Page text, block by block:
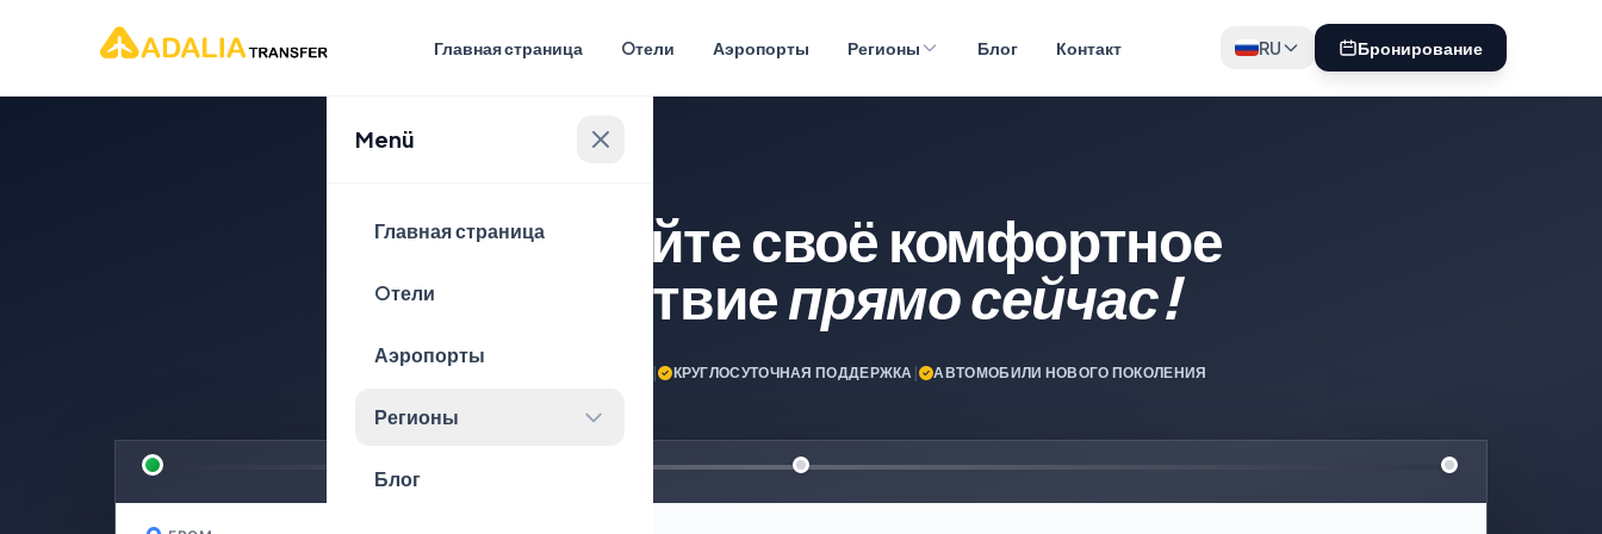
Главная страница Oтели Аэропорты Регионы Блог Контакт RU Бронирование
Menü
Главная страница
Oтели
Аэропорты
Регионы
Блог
Спланируйте своё комфортное
путешествиепрямо сейчас!
| КРУГЛОСУТОЧНАЯ ПОДДЕРЖКА | АВТОМОБИЛИ НОВОГО ПОКОЛЕНИЯ